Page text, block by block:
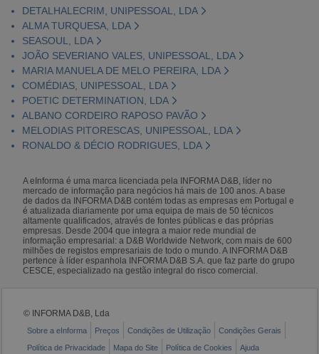
DETALHALECRIM, UNIPESSOAL, LDA
ALMA TURQUESA, LDA
SEASOUL, LDA
JOÃO SEVERIANO VALES, UNIPESSOAL, LDA
MARIA MANUELA DE MELO PEREIRA, LDA
COMÉDIAS, UNIPESSOAL, LDA
POETIC DETERMINATION, LDA
ALBANO CORDEIRO RAPOSO PAVÃO
MELODIAS PITORESCAS, UNIPESSOAL, LDA
RONALDO & DÉCIO RODRIGUES, LDA
A eInforma é uma marca licenciada pela INFORMA D&B, líder no
mercado de informação para negócios há mais de 100 anos. A base
de dados da INFORMA D&B contém todas as empresas em Portugal e
é atualizada diariamente por uma equipa de mais de 50 técnicos
altamente qualificados, através de fontes públicas e das próprias
empresas. Desde 2004 que integra a maior rede mundial de
informação empresarial: a D&B Worldwide Network, com mais de 600
milhões de registos empresariais de todo o mundo. A INFORMA D&B
pertence à líder espanhola INFORMA D&B S.A. que faz parte do grupo
CESCE, especializado na gestão integral do risco comercial.
© INFORMA D&B, Lda
Sobre a eInforma Preços Condições de Utilização
Condições Gerais
Política de Privacidade
Mapa do Site Política de Cookies Ajuda